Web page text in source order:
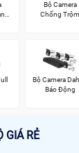
Bộ Camera
Chống Trộm
Bộ Camera
Báo Động
GIÁ RẺ